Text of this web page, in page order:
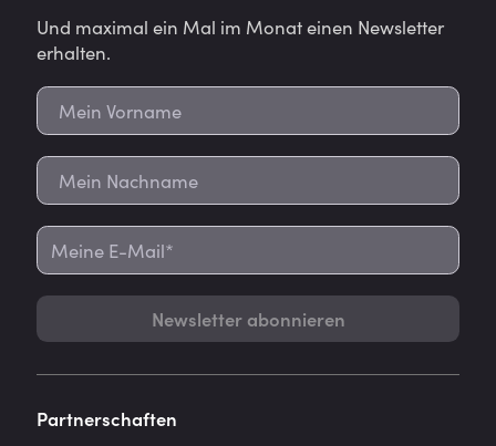
Und maximal ein Mal im Monat einen Newsletter
erhalten.
Newsletter abonnieren
Partnerschaften